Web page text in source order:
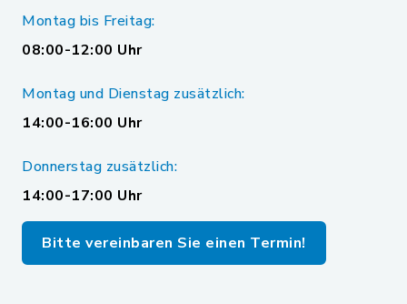
Montag bis Freitag:
08:00-12:00 Uhr
Montag und Dienstag zusätzlich:
14:00-16:00 Uhr
Donnerstag zusätzlich:
14:00-17:00 Uhr
Bitte vereinbaren Sie einen Termin!